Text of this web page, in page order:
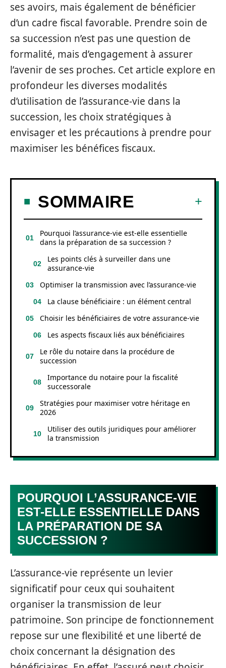
ses avoirs, mais également de bénéficier
d’un cadre fiscal favorable. Prendre soin de
sa succession n’est pas une question de
formalité, mais d’engagement à assurer
l’avenir de ses proches. Cet article explore en
profondeur les diverses modalités
d’utilisation de l’assurance-vie dans la
succession, les choix stratégiques à
envisager et les précautions à prendre pour
maximiser les bénéfices fiscaux.
SOMMAIRE
Pourquoi l’assurance-vie est-elle essentielle
dans la préparation de sa succession ?
Les points clés à surveiller dans une
assurance-vie
Optimiser la transmission avec l’assurance-vie
La clause bénéficiaire : un élément central
Choisir les bénéficiaires de votre assurance-vie
Les aspects fiscaux liés aux bénéficiaires
Le rôle du notaire dans la procédure de
succession
Importance du notaire pour la fiscalité
successorale
Stratégies pour maximiser votre héritage en
2026
Utiliser des outils juridiques pour améliorer
la transmission
POURQUOI L’ASSURANCE-VIE
EST-ELLE ESSENTIELLE DANS
LA PRÉPARATION DE SA
SUCCESSION ?
L’assurance-vie représente un levier
significatif pour ceux qui souhaitent
organiser la transmission de leur
patrimoine. Son principe de fonctionnement
repose sur une flexibilité et une liberté de
choix concernant la désignation des